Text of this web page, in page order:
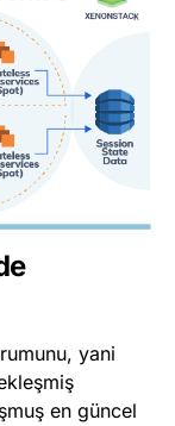
yani
en güncel